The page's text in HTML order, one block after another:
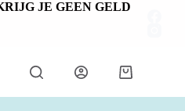
JE GEEN GELD